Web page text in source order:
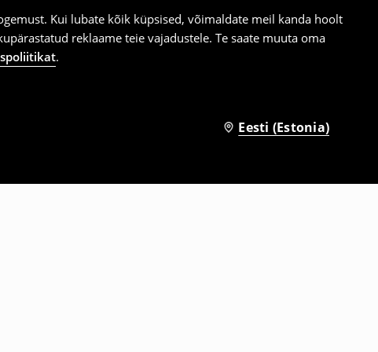
Kui lubate kõik küpsised, võimaldate meil kanda hoolt
reklaame teie vajadustele. Te saate muuta oma
.
Eesti (Estonia)